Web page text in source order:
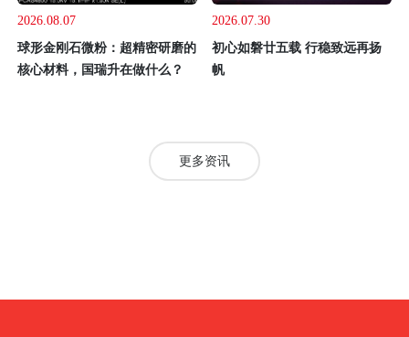
2026.08.07
球形金刚石微粉：超精密研磨的
核心材料，国瑞升在做什么？
2026.07.30
初心如磐廿五载 行稳致远再扬
帆
更多资讯